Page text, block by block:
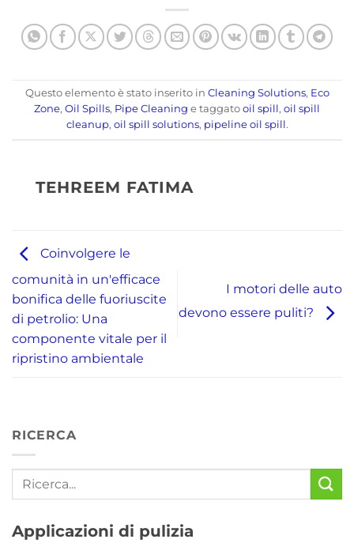
Questo elemento è stato inserito in Cleaning Solutions, Eco
Zone, Oil Spills, Pipe Cleaning e taggato oil spill , oil spill
cleanup, oil spill solutions, pipeline oil spill .
TEHREEM FATIMA
Coinvolgere le
comunità in un'efficace
bonifica delle fuoriuscite
di petrolio: Una
componente vitale per il
ripristino ambientale
I motori delle auto
devono essere puliti?
RICERCA
Applicazioni di pulizia